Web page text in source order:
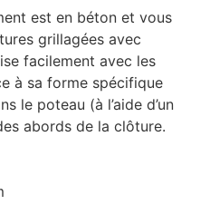
est en béton et vous
grillagées avec
facilement avec les
à sa forme spécifique
le poteau (à l’aide d’un
abords de la clôture.